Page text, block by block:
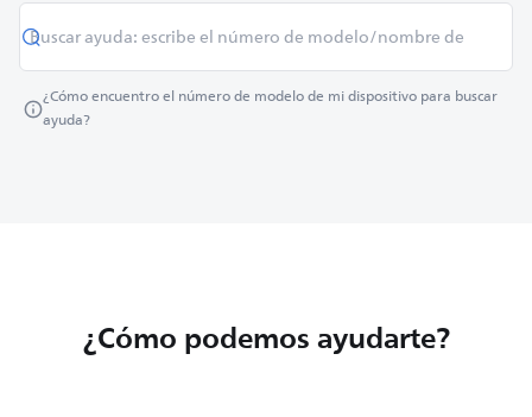
¿Cómo encuentro el número de modelo de mi dispositivo para buscar
ayuda?
¿Cómo podemos ayudarte?